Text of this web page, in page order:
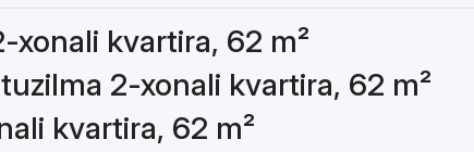
xonali kvartira, 62 m²
2-xonali kvartira, 62 m²
kvartira, 62 m²